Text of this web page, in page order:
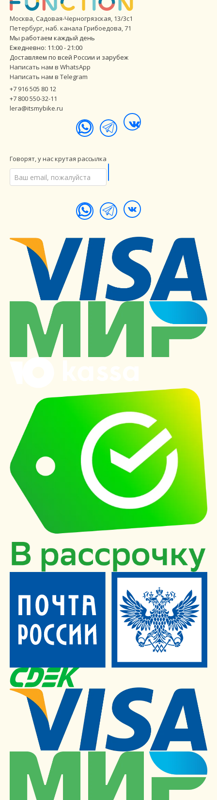
Москва, Садовая-Черногрязская, 13/3с1
Петербург,наб. канала Грибоедова, 71
Мы работаем каждый день
Ежедневно: 11:00 - 21:00
Доставляем по всей России и зарубеж
Написать нам в WhatsApp
Написать нам в Telegram
+7 916 505 80 12
+7 800 550-32-11
lera@itsmybike.ru
Говорят, у нас крутая рассылка